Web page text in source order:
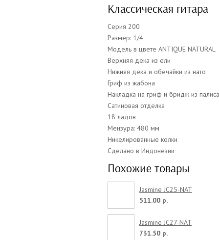
Классическая гитара
Серия 200
Размер: 1/4
Модель в цвете ANTIQUE NATURAL
Верхняя дека из ели
Нижняя дека и обечайки из нато
Гриф из жабона
Накладка на гриф и бридж из
Сатиновая отделка
18 ладов
Мензура: 480 мм
Никелированные колки
Сделано в Индонезии
Похожие товары
Jasmine JC25-NAT
511.00 р.
Jasmine JC27-NAT
731.50 р.